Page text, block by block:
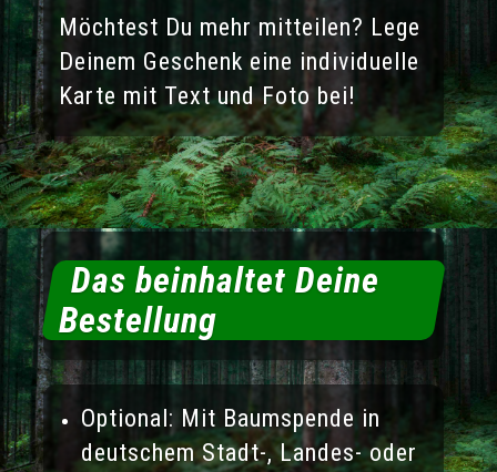
Möchtest Du mehr mitteilen? Lege
Deinem Geschenk eine individuelle
Karte mit Text und Foto bei!
Das beinhaltet Deine
Bestellung
Optional: Mit Baumspende in
deutschem Stadt-, Landes- oder